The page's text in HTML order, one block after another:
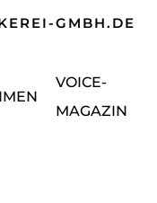
GMBH.DE
VOICE-
MAGAZIN